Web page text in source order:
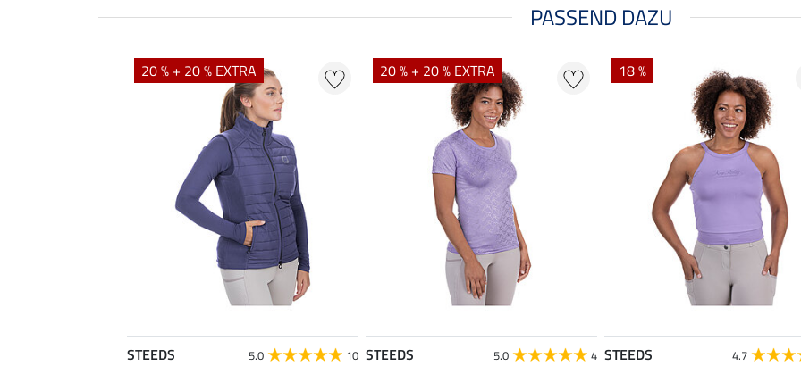
PASSEND DAZU
20 % + 20 % EXTRA
STEEDS 5.0 10
20 % + 20 % EXTRA
STEEDS 5.0 4
18 %
STEEDS 4.7